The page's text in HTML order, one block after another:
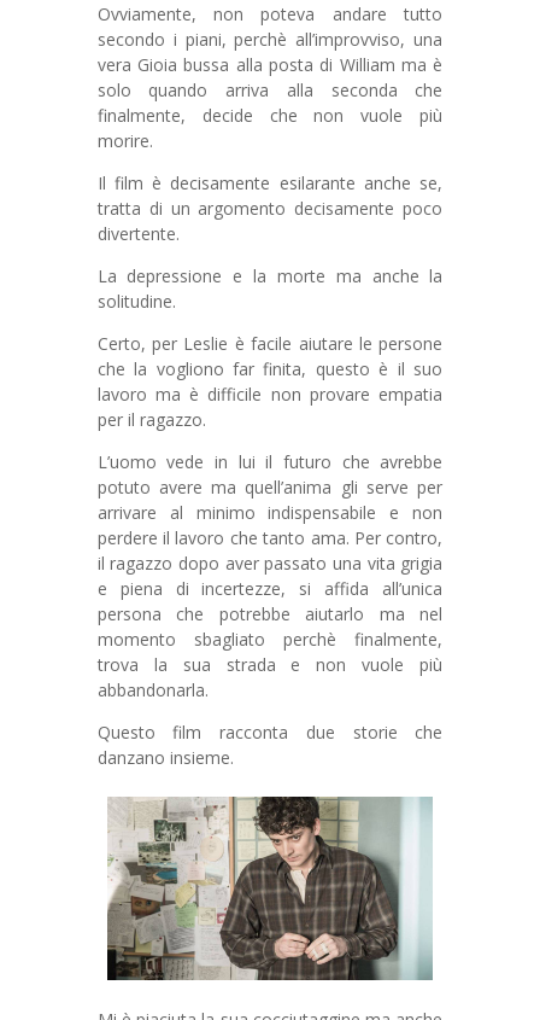
Ovviamente, non poteva andare tutto
secondo i piani, perchè all’improvviso, una
vera Gioia bussa alla posta di William ma è
solo quando arriva alla seconda che
finalmente, decide che non vuole più
morire.
Il film è decisamente esilarante anche se,
tratta di un argomento decisamente poco
divertente.
La depressione e la morte ma anche la
solitudine.
Certo, per Leslie è facile aiutare le persone
che la vogliono far finita, questo è il suo
lavoro ma è difficile non provare empatia
per il ragazzo.
L’uomo vede in lui il futuro che avrebbe
potuto avere ma quell’anima gli serve per
arrivare al minimo indispensabile e non
perdere il lavoro che tanto ama. Per contro,
il ragazzo dopo aver passato una vita grigia
e piena di incertezze, si affida all’unica
persona che potrebbe aiutarlo ma nel
momento sbagliato perchè finalmente,
trova la sua strada e non vuole più
abbandonarla.
Questo film racconta due storie che
danzano insieme.